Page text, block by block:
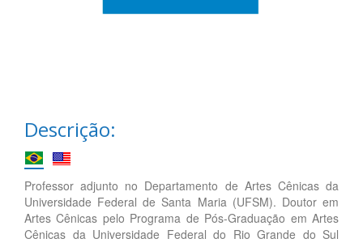
Descrição:
Professor adjunto no Departamento de Artes Cênicas da
Universidade Federal de Santa Maria (UFSM). Doutor em
Artes Cênicas pelo Programa de Pós-Graduação em Artes
Cênicas da Universidade Federal do Rio Grande do Sul